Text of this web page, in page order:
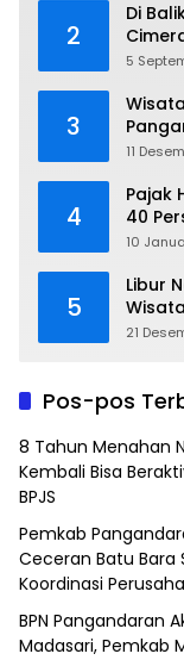
2
Di
5
3
11
4
Pajak
40
10
5
Libur
21
Pos-pos
8 Tahun Menahan
Kembali Bisa
BPJS
Pemkab
Ceceran Batu Bara
Koordinasi
BPN Pangandaran
Madasari, Pemkab